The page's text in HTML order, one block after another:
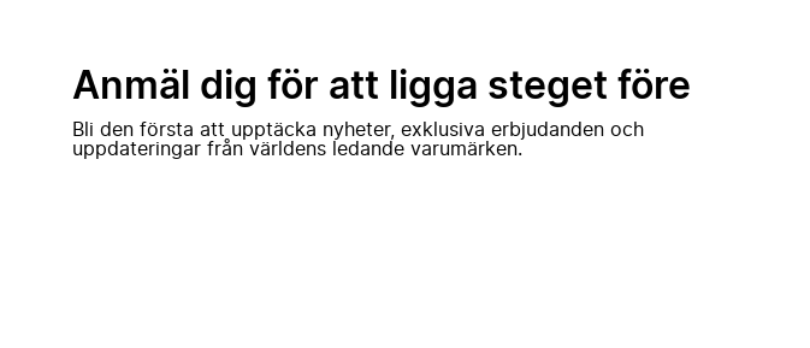
Anmäl dig för att ligga steget före
Bli den första att upptäcka nyheter, exklusiva erbjudanden och
uppdateringar från världens ledande varumärken.